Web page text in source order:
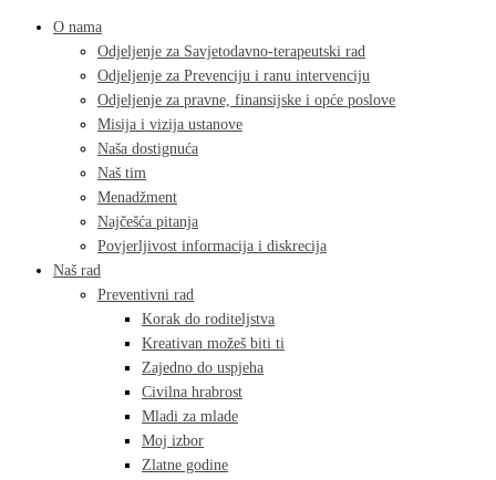
O nama
Odjeljenje za Savjetodavno-terapeutski rad
Odjeljenje za Prevenciju i ranu intervenciju
Odjeljenje za pravne, finansijske i opće poslove
Misija i vizija ustanove
Naša dostignuća
Naš tim
Menadžment
Najčešća pitanja
Povjerljivost informacija i diskrecija
Naš rad
Preventivni rad
Korak do roditeljstva
Kreativan možeš biti ti
Zajedno do uspjeha
Civilna hrabrost
Mladi za mlade
Moj izbor
Zlatne godine